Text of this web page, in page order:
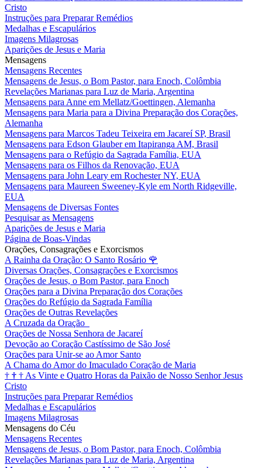
Cristo
Instruções para Preparar Remédios
Medalhas e Escapulários
Imagens Milagrosas
Aparições de Jesus e Maria
Mensagens
Mensagens Recentes
Mensagens de Jesus, o Bom Pastor, para Enoch, Colômbia
Revelações Marianas para Luz de Maria, Argentina
Mensagens para Anne em Mellatz/Goettingen, Alemanha
Mensagens para Maria para a Divina Preparação dos Corações,
Alemanha
Mensagens para Marcos Tadeu Teixeira em Jacareí SP, Brasil
Mensagens para Edson Glauber em Itapiranga AM, Brasil
Mensagens para o Refúgio da Sagrada Família, EUA
Mensagens para os Filhos da Renovação, EUA
Mensagens para John Leary em Rochester NY, EUA
Mensagens para Maureen Sweeney-Kyle em North Ridgeville,
EUA
Mensagens de Diversas Fontes
Pesquisar as Mensagens
Aparições de Jesus e Maria
Página de Boas-Vindas
Orações, Consagrações e Exorcismos
A Rainha da Oração: O Santo Rosário 🌹
Diversas Orações, Consagrações e Exorcismos
Orações de Jesus, o Bom Pastor, para Enoch
Orações para a Divina Preparação dos Corações
Orações do Refúgio da Sagrada Família
Orações de Outras Revelações
A Cruzada da Oração
Orações de Nossa Senhora de Jacareí
Devoção ao Coração Castíssimo de São José
Orações para Unir-se ao Amor Santo
A Chama do Amor do Imaculado Coração de Maria
† † † As Vinte e Quatro Horas da Paixão de Nosso Senhor Jesus
Cristo
Instruções para Preparar Remédios
Medalhas e Escapulários
Imagens Milagrosas
Mensagens do Céu
Mensagens Recentes
Mensagens de Jesus, o Bom Pastor, para Enoch, Colômbia
Revelações Marianas para Luz de Maria, Argentina